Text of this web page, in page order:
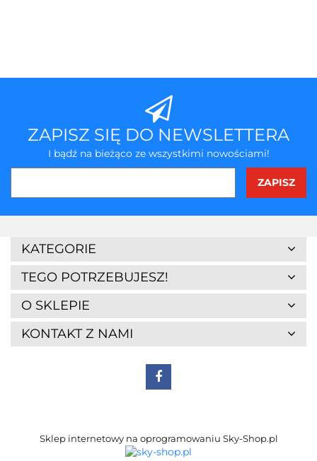
7Days
A4 Tech
ZAPISZ SIĘ DO NEWSLETTERA
I bądź na bieżąco ze wszystkimi nowościami!
KATEGORIE
TEGO POTRZEBUJESZ!
O SKLEPIE
KONTAKT Z NAMI
Sklep internetowy na oprogramowaniu Sky-Shop.pl